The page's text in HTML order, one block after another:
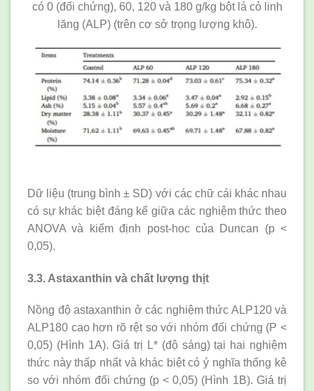
có 0 (đối chứng), 60, 120 và 180 g/kg bột lá cỏ linh
lăng (ALP) (trên cơ sở trọng lượng khô).
Dữ liệu (trung bình ± SD) với các chữ cái khác nhau
có sự khác biệt đáng kể giữa các nghiệm thức theo
ANOVA và kiểm định post-hoc của Duncan (p <
0,05).
3.3. Astaxanthin và chất lượng thịt
Nồng độ astaxanthin ở các nghiệm thức ALP120 và
ALP180 cao hơn rõ rệt so với nhóm đối chứng (P <
0,05) (Hình 1A). Giá trị L* (độ sáng) tại hai nghiệm
thức này thấp nhất và khác biệt có ý nghĩa thống kê
so với nhóm đối chứng (p < 0,05) (Hình 1B). Giá trị